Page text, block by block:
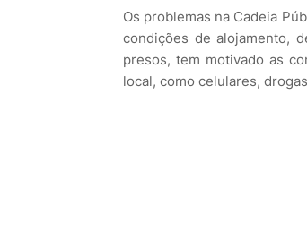
Os problemas na Cadeia
condições de alojamento,
presos, tem motivado as
local, como celulares,